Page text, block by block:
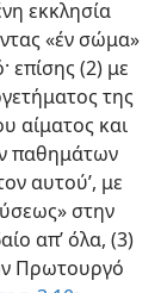
εκκλησία
«έν σώμα»
επίσης (2) με
της
αίματος και
παθημάτων
αυτού’, με
στην
απ’ όλα, (3)
Πρωτουργό